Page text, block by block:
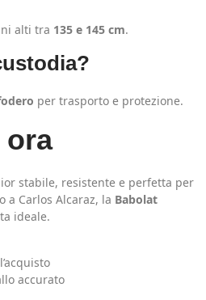
alti tra 135 e 145 cm.
per trasporto e protezione.
ora
stabile, resistente e perfetta per
a Carlos Alcaraz, la Babolat
ideale.
accurato